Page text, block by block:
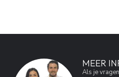
MEER
Als je